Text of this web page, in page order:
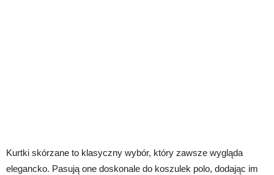
Kurtki skórzane to klasyczny wybór, który zawsze wygląda
elegancko. Pasują one doskonale do koszulek polo, dodając im